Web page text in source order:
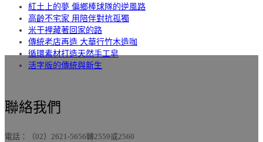
紅土上的夢 偏鄉棒球隊的逆風路
高齡不宅家 用陪伴對抗孤獨
米干裡藏著回家的路
傳統老店再造 大華行竹木造咖
循環素材打造天然手工皂
活字版的傳統與新生
聯絡我們
電話：（02）2621-5656轉2559或2560